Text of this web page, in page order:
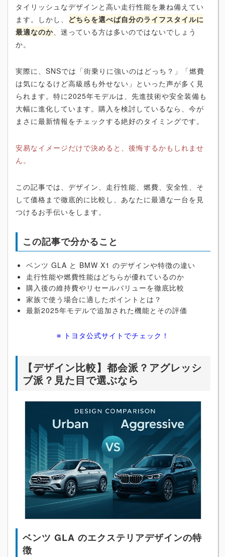
タイリッシュなデザインと高い走行性能を兼ね備えてい
ます。しかし、 どちらを選べば自分のライフスタイルに
最適なのか、迷っている方は多いのではないでしょう
か。
実際に、SNSでは「街乗りに強いのはどっち？」「燃費
は気になるけど高級感も外せない」といった声が多く見
られます。特に2025年モデルは、先進技術や安全装備も
大幅に進化しています。購入を検討しているなら、今が
まさに最新情報をチェックする絶好のタイミングです。
安易なイメージだけで決めると、後悔するかもしれませ
ん。
この記事では、デザイン、走行性能、燃費、安全性、そ
して価格まで徹底的に比較し、あなたに最適な一台を見
つけるお手伝いをします。
この記事で分かること
ベンツ GLA と BMW X1 のデザインや特徴の違い
走行性能や燃費性能はどちらが優れているのか
購入後の維持費やリセールバリューを徹底比較
家族で使う場合に適したポイントとは？
最新2025年モデルで追加された機能とその評価
≡ トヨタ公式サイトでチェック！
【デザイン比較】都会派？アグレッシ
ブ派？見た目で選ぶなら
ベンツ GLA のエクステリアデザインの特
徴